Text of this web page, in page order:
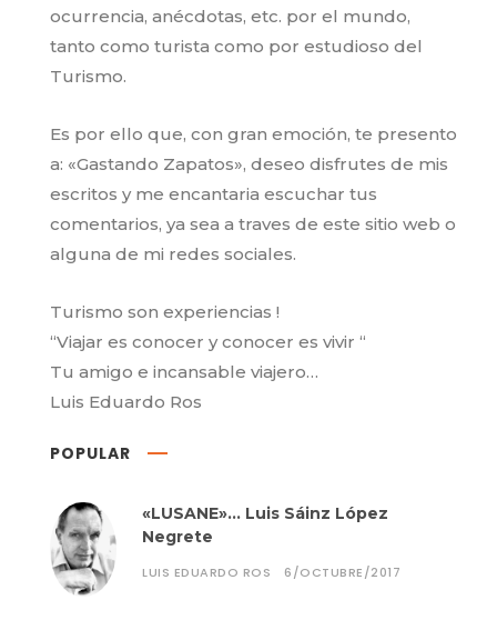
ocurrencia, anécdotas, etc. por el mundo,
tanto como turista como por estudioso del
Turismo.
Es por ello que, con gran emoción, te presento
a: «Gastando Zapatos», deseo disfrutes de mis
escritos y me encantaria escuchar tus
comentarios, ya sea a traves de este sitio web o
alguna de mi redes sociales.
Turismo son experiencias !
“Viajar es conocer y conocer es vivir “
Tu amigo e incansable viajero…
Luis Eduardo Ros
POPULAR
«LUSANE»… Luis Sáinz López
Negrete
LUIS EDUARDO ROS 6/OCTUBRE/2017